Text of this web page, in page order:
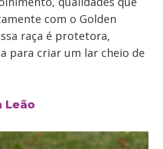
com o Golden
raça é protetora,
para criar um lar cheio de
Leão